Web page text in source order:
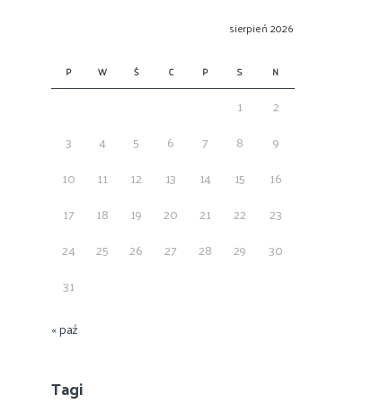
sierpień 2026
P W Ś C P S N
1
2
3
4 5 6 7 8
9
10
11 12 13 14 15
16
17
18 19 20 21 22
23
24
25 26 27 28 29
30
31
« paź
Tagi